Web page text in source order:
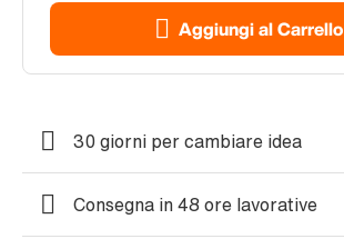
Aggiungi al Carrello
30 giorni per cambiare idea
Consegna in 48 ore lavorative